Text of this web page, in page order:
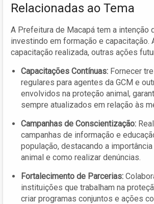
Relacionadas ao Tema
A Prefeitura de Macapá tem a intenção
investindo em formação e capacitação.
capacitação realizada, outras ações
Capacitações Contínuas: Fornecer
regulares para agentes da GCM e
envolvidos na proteção animal,
sempre atualizados em relação às
Campanhas de Conscientização:
campanhas de informação e
população, destacando a
animal e como realizar denúncias.
Fortalecimento de Parcerias:
instituições que trabalham na
criar programas conjuntos e ações